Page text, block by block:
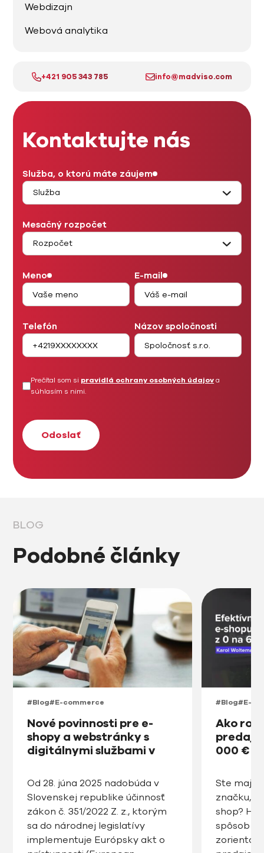
Webdizajn
Webová analytika
+421 905 343 785 info@madviso.com
Kontaktujte nás
Služba, o ktorú máte záujem
Mesačný rozpočet
Meno E-mail
Telefón Názov spoločnosti
Prečítal som si pravidlá ochrany osobných údajova
súhlasím s nimi.
BLOG
Podobné články
#Blog#E-commerce
Nové povinnosti pre e-
shopy a webstránky s
digitálnymi službami v
od roku 2025
Od 28. júna 2025 nadobúda v
Slovenskej republike účinnosť
zákon č. 351/2022 Z. z., ktorým
sa do národnej legislatívy
implementuje Európsky akt o
#Blog#E-
Ako
000 € v
Ste
značku,
shop?
spôsob